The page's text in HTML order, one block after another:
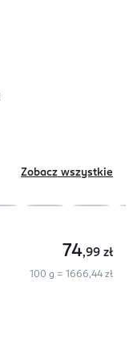
Zobacz wszystkie
74,99 zł
100 g = 1666,44 zł